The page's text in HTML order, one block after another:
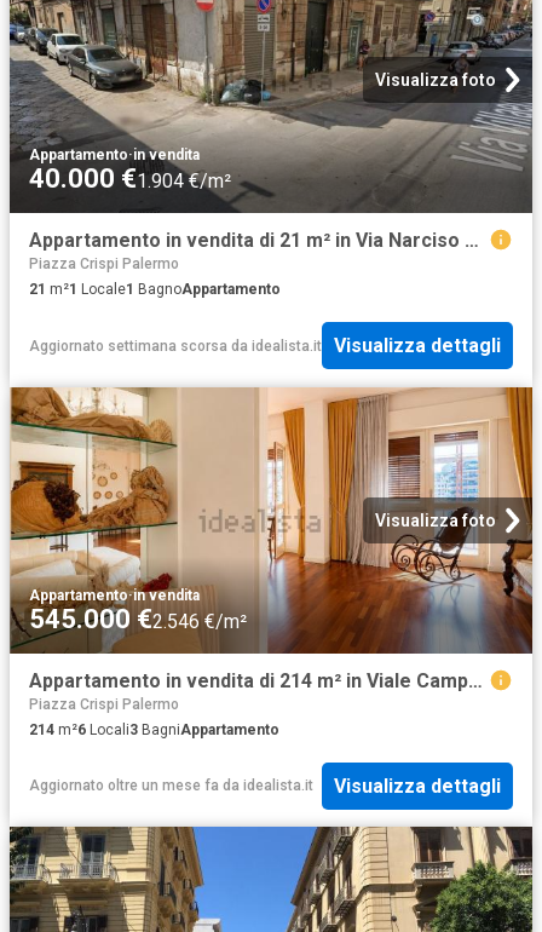
Visualizza foto
Appartamento·in vendita
40.000 €1.904 €/m²
Appartamento in vendita di 21 m² in Via Narciso cozzo, 1
Piazza Crispi Palermo
21 m²1 Locale1 BagnoAppartamento
Aggiornato settimana scorsa da idealista.it Visualizza dettagli
Visualizza foto
Appartamento·in vendita
545.000 €2.546 €/m²
Appartamento in vendita di 214 m² in Viale Campania, 25
Piazza Crispi Palermo
214 m²6 Locali3 BagniAppartamento
Aggiornato oltre un mese fa da idealista.it Visualizza dettagli